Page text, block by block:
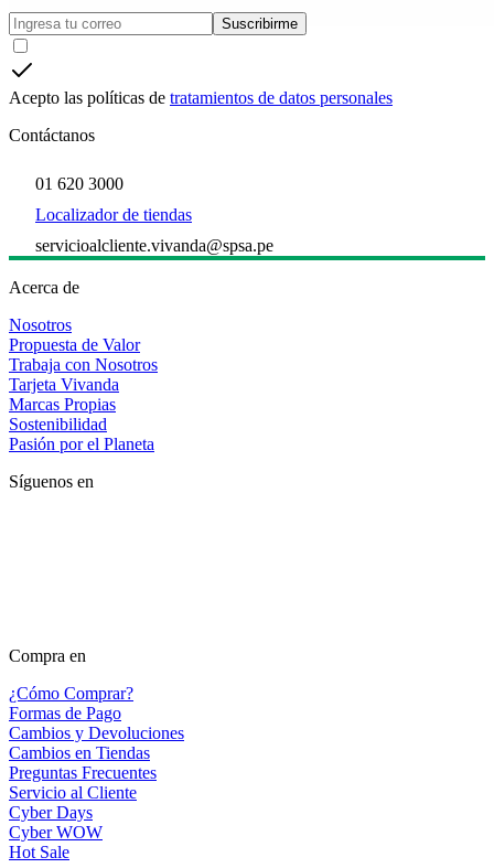
Suscribirme
Acepto las políticas de tratamientos de datos personales
Contáctanos
01 620 3000
Localizador de tiendas
servicioalcliente.vivanda@spsa.pe
Acerca de
Nosotros
Propuesta de Valor
Trabaja con Nosotros
Tarjeta Vivanda
Marcas Propias
Sostenibilidad
Pasión por el Planeta
Síguenos en
Compra en
¿Cómo Comprar?
Formas de Pago
Cambios y Devoluciones
Cambios en Tiendas
Preguntas Frecuentes
Servicio al Cliente
Cyber Days
Cyber WOW
Hot Sale